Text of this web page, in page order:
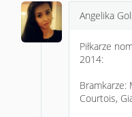
Angelika
Piłkarze
2014:
Bramkarze:
Courtois,